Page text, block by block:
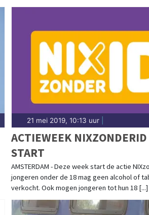
21 mei 2019, 10:13 uur|
ACTIEWEEK NIXZONDERID
START
AMSTERDAM - Deze week start de actie
jongeren onder de 18 mag geen alcohol of
verkocht. Ook mogen jongeren tot hun 18 [...]